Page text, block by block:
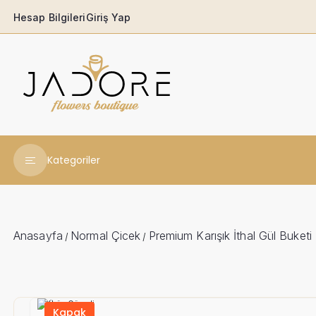
Hesap BilgileriGiriş Yap
Kategoriler
Babaya
Ferforjeler
Anasayfa / Normal Çicek / Premium Karışık İthal Gül Buketi
Kapak